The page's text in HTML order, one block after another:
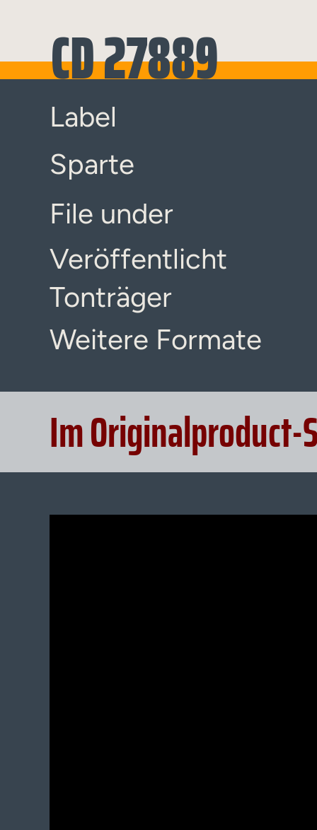
CD 27889
Label
Sparte
File under
Veröffentlicht
Tonträger
Weitere Formate
Im